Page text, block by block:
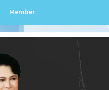
Member